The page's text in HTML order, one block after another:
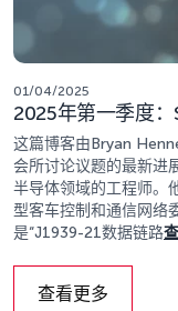
01/04/2025
2025年第一季度
这篇博客由Bryan
会所讨论议题的最新进
半导体领域的工程师。
型客车控制和通信网络
是“J1939-21数据链路
查看更多